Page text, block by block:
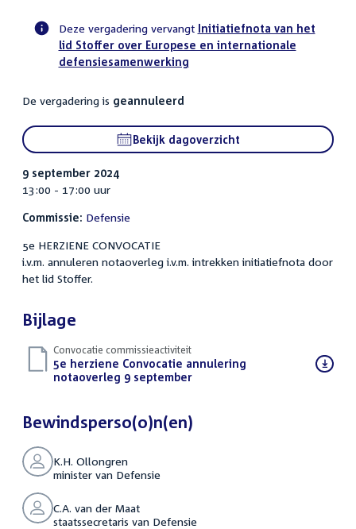
Voortgangsstatus
commissie
activiteit
Deze vergadering vervangt Initiatiefnota van het
lid Stoffer over Europese en internationale
defensiesamenwerking
De vergadering is geannuleerd
Bekijk dagoverzicht
9 september 2024
13:00 - 17:00 uur
Commissie: Defensie
5e HERZIENE CONVOCATIE
i.v.m. annuleren notaoverleg i.v.m. intrekken initiatiefnota door
het lid Stoffer.
Bijlage
Convocatie commissieactiviteit
Download
bestand:
5e herziene Convocatie annulering
notaoverleg 9 september(PDF)
Bewindsperso(o)n(en)
K.H. Ollongren
minister van Defensie
C.A. van der Maat
staatssecretaris van Defensie